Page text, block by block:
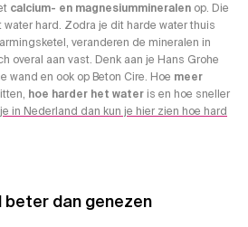
calcium- en magnesiummineralen op. Die
water hard. Zodra je dit harde water thuis
veranderen de mineralen in
overal aan vast. Denk aan je Hans Grohe
wand en ook op Beton Cire. Hoe meer
hoe harder het water is en hoe sneller
in Nederland dan kun je hier zien hoe hard
beter dan genezen